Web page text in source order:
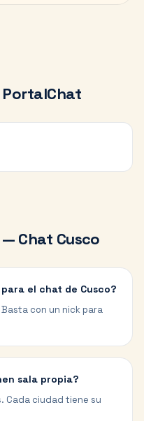
PortalChat
Chat Cusco
el chat de Cusco?
con un nick para
sala propia?
Cada ciudad tiene su